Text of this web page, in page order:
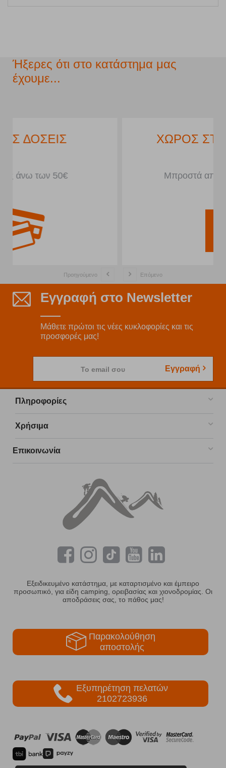
Ήξερες ότι στο κατάστημα μας
έχουμε...
ΧΩΡΟΣ ΣΤΑΘΜΕΥΣΗΣ
Μπροστά από το κατάστημα
Προηγούμενο Επόμενο
Εγγραφή στο Newsletter
Μάθετε πρώτοι τις νέες κυκλοφορίες και τις
προσφορές μας!
Το email σου Εγγραφή
Πληροφορίες
Χρήσιμα
Επικοινωνία
Εξειδικευμένο κατάστημα, με καταρτισμένο και έμπειρο
προσωπικό, για είδη camping, ορειβασίας και χιονοδρομίας. Οι
αποδράσεις σας, το πάθος μας!
Παρακολούθηση
αποστολής
Εξυπηρέτηση πελατών
2102723936